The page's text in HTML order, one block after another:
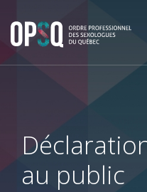
au public